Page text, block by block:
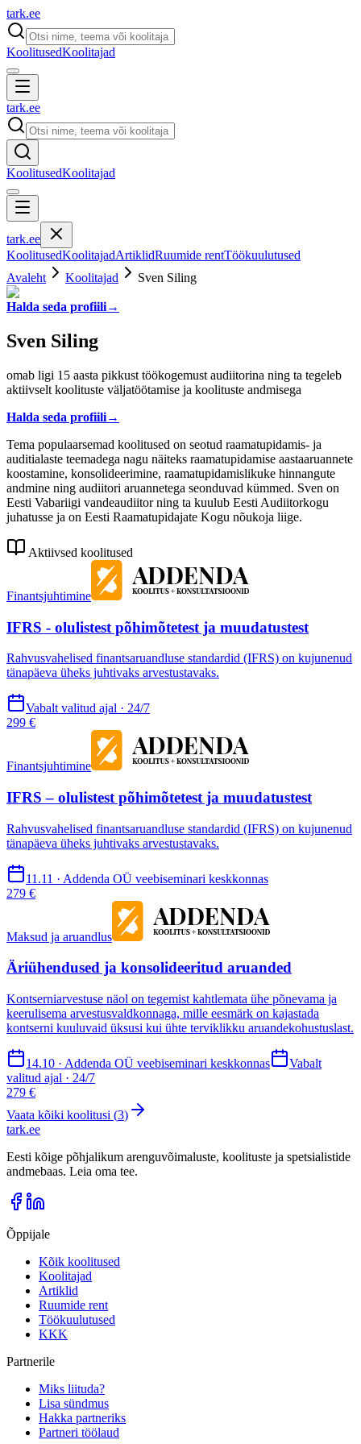
tark.ee
KoolitusedKoolitajad
tark.ee
KoolitusedKoolitajad
tark.ee
KoolitusedKoolitajadArtiklidRuumide rentTöökuulutused
Avaleht
Koolitajad Sven Siling
Halda seda profiili→
Sven Siling
omab ligi 15 aasta pikkust töökogemust audiitorina ning ta tegeleb
aktiivselt koolituste väljatöötamise ja koolituste andmisega
Halda seda profiili→
Tema populaarsemad koolitused on seotud raamatupidamis- ja
auditialaste teemadega nagu näiteks raamatupidamise aastaaruannete
koostamine, konsolideerimine, raamatupidamislikuke hinnangute
andmine ning audiitori aruannetega seonduvad kümmed. Sven on
Eesti Vabariigi vandeaudiitor ning ta kuulub Eesti Audiitorkogu
juhatusse ja on Eesti Raamatupidajate Kogu nõukoja liige.
Aktiivsed koolitused
Finantsjuhtimine
IFRS - olulistest põhimõtetest ja muudatustest
Rahvusvahelised finantsaruandluse standardid (IFRS) on kujunenud
tänapäeva üheks juhtivaks arvestustavaks.
Vabalt valitud ajal · 24/7
299 €
Finantsjuhtimine
IFRS – olulistest põhimõtetest ja muudatustest
Rahvusvahelised finantsaruandluse standardid (IFRS) on kujunenud
tänapäeva üheks juhtivaks arvestustavaks.
11.11 · Addenda OÜ veebiseminari keskkonnas
279 €
Maksud ja aruandlus
Äriühendused ja konsolideeritud aruanded
Kontserniarvestuse näol on tegemist kahtlemata ühe põnevama ja
keerulisema arvestusvaldkonnaga, mille eesmärk on kajastada
kontserni kuuluvaid üksusi kui ühte terviklikku aruandekohustuslast.
14.10 · Addenda OÜ veebiseminari keskkonnas
Vabalt
valitud ajal · 24/7
279 €
Vaata kõiki koolitusi (3)
tark.ee
Eesti kõige põhjalikum arenguvõimaluste, koolituste ja spetsialistide
andmebaas. Leia oma tee.
Õppijale
Kõik koolitused
Koolitajad
Artiklid
Ruumide rent
Töökuulutused
KKK
Partnerile
Miks liituda?
Lisa sündmus
Hakka partneriks
Partneri töölaud